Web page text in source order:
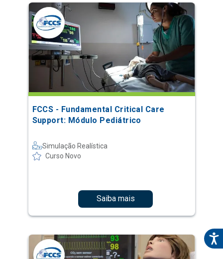
FCCS - Fundamental Critical Care
Support: Módulo Pediátrico
Simulação Realística
Curso Novo
Saiba mais